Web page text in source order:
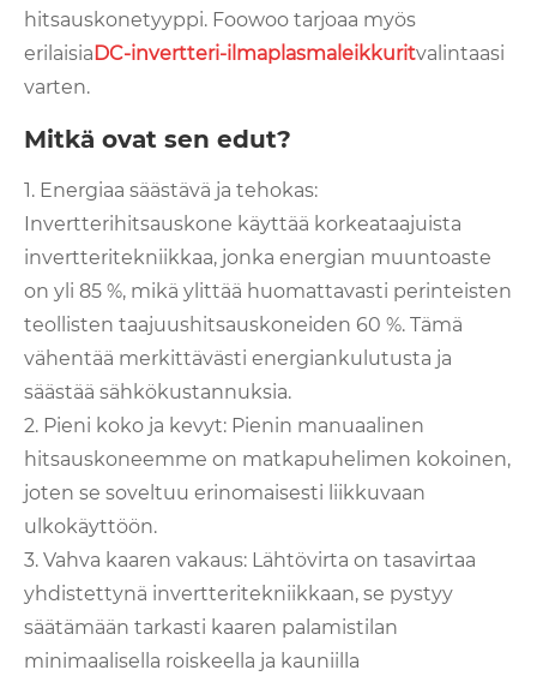
hitsauskonetyyppi. Foowoo tarjoaa myös
erilaisia DC-invertteri-ilmaplasmaleikkuritvalintaasi
varten.
Mitkä ovat sen edut?
1. Energiaa säästävä ja tehokas:
Invertterihitsauskone käyttää korkeataajuista
invertteritekniikkaa, jonka energian muuntoaste
on yli 85 %, mikä ylittää huomattavasti perinteisten
teollisten taajuushitsauskoneiden 60 %. Tämä
vähentää merkittävästi energiankulutusta ja
säästää sähkökustannuksia.
2. Pieni koko ja kevyt: Pienin manuaalinen
hitsauskoneemme on matkapuhelimen kokoinen,
joten se soveltuu erinomaisesti liikkuvaan
ulkokäyttöön.
3. Vahva kaaren vakaus: Lähtövirta on tasavirtaa
yhdistettynä invertteritekniikkaan, se pystyy
säätämään tarkasti kaaren palamistilan
minimaalisella roiskeella ja kauniilla